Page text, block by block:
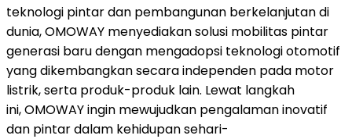
teknologi pintar dan pembangunan berkelanjutan di
dunia, OMOWAY menyediakan solusi mobilitas pintar
generasi baru dengan mengadopsi teknologi otomotif
yang dikembangkan secara independen pada motor
listrik, serta produk-produk lain. Lewat langkah
ini, OMOWAY ingin mewujudkan pengalaman inovatif
dan pintar dalam kehidupan sehari-